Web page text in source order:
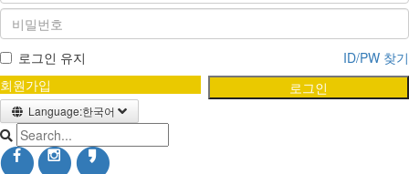
로그인 유지
ID/PW 찾기
회원가입
로그인
Language:한국어